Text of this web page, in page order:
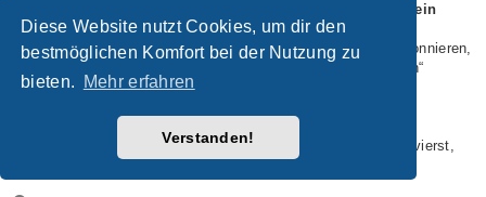
Diese Website nutzt Cookies, um dir den
bestmöglichen Komfort bei der Nutzung zu
bieten.
Mehr erfahren
Verstanden!
Wie kann ich ein Lesezeichen auf ein Thema setzen oder ein
Thema abonnieren?
Du kannst ein Lesezeichen auf ein Thema setzen oder es abonnieren,
in dem du die entsprechende Option in den „Themen-Optionen“
auswählst, die sich normalerweise ober- und unterhalb des
benachrichtigen, sobald eine Antwort geschrieben wurde“ aktivierst,